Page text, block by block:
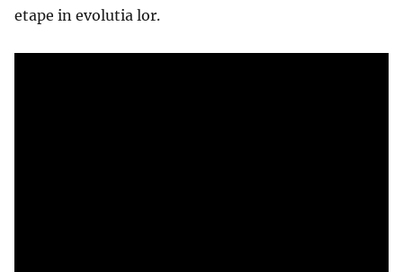
etape in evolutia lor.